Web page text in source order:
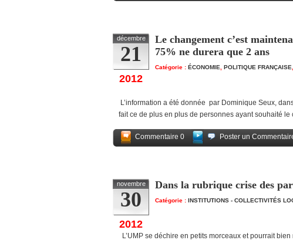
décembre
21
2012
Le changement c’est
75% ne durera que 2 ans
Catégorie : ÉCONOMIE POLITIQUE FRANÇAISE
L’information a été donnée par Dominique Seux,
fait ce de plus en plus de personnes ayant souhaité le
Commentaire 0
Poster un
novembre
30
2012
Dans la rubrique crise des
Catégorie : INSTITUTIONS - COLLECTIVITÉS
L’UMP se déchire en petits morceaux et pourrait